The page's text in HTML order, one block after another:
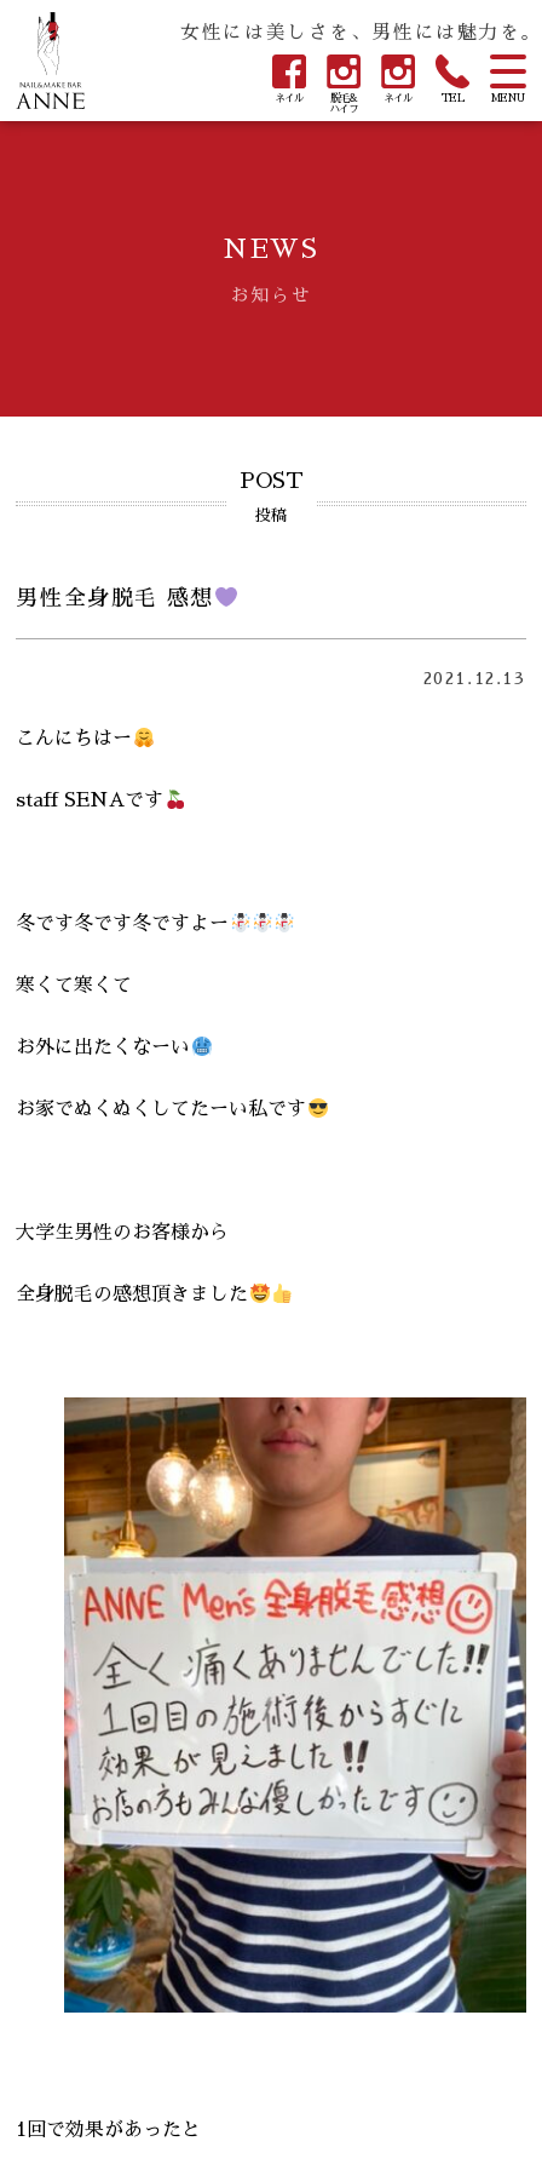
MENU
TEL
脱毛&
ハイフ
ネイル
ネイル
女性には美しさを、男性には魅力を。
NEWS
お知らせ
POST
投稿
男性全身脱毛 感想
2021.12.13
こんにちはー
staff SENAです
冬です冬です冬ですよー
寒くて寒くて
お外に出たくなーい
お家でぬくぬくしてたーい私です
大学生男性のお客様から
全身脱毛の感想頂きました
1回で効果があったと